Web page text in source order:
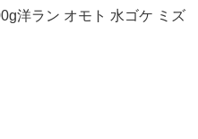
洋ラン オモト 水ゴケ ミズ